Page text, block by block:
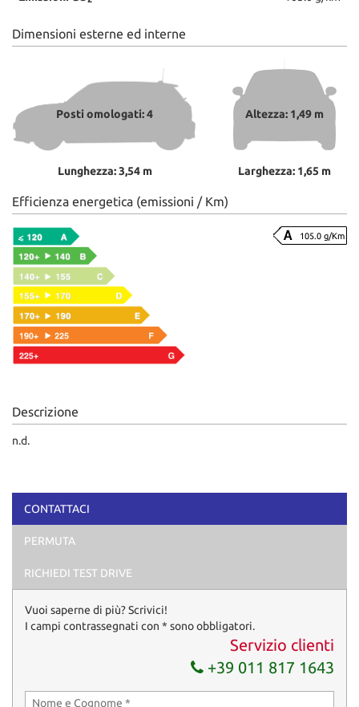
Dimensioni esterne ed interne
Posti omologati: 4
Lunghezza: 3,54 m
Altezza: 1,49 m
Larghezza: 1,65 m
Efficienza energetica (emissioni / Km)
105.0 g/Km
Descrizione
n.d.
CONTATTACI
PERMUTA
RICHIEDI TEST DRIVE
Vuoi saperne di più? Scrivici!
I campi contrassegnati con * sono obbligatori.
Servizio clienti
+39 011 817 1643